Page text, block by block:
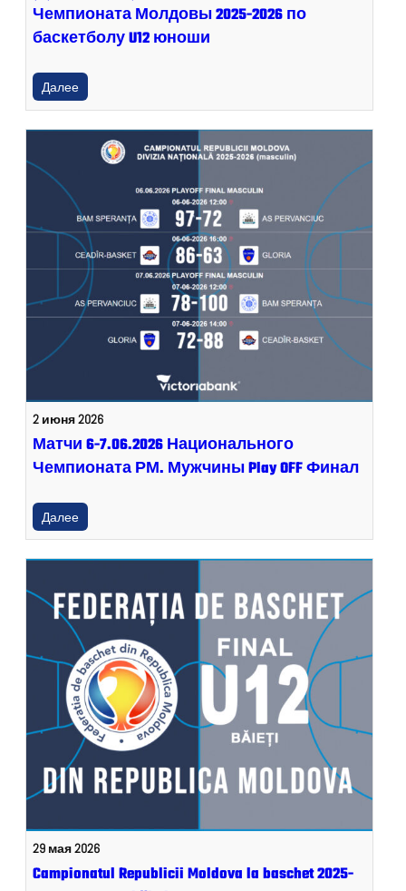
Чемпионата Молдовы 2025-2026 по
баскетболу U12 юноши
Далее
2 июня 2026
Матчи 6-7.06.2026 Национального
Чемпионата РМ. Мужчины Play OFF Финал
Далее
29 мая 2026
Campionatul Republicii Moldova la baschet 2025-